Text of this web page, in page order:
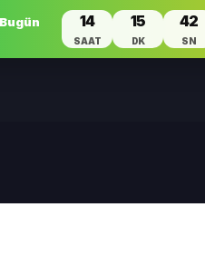
14
SAAT
15
DK
42
SN